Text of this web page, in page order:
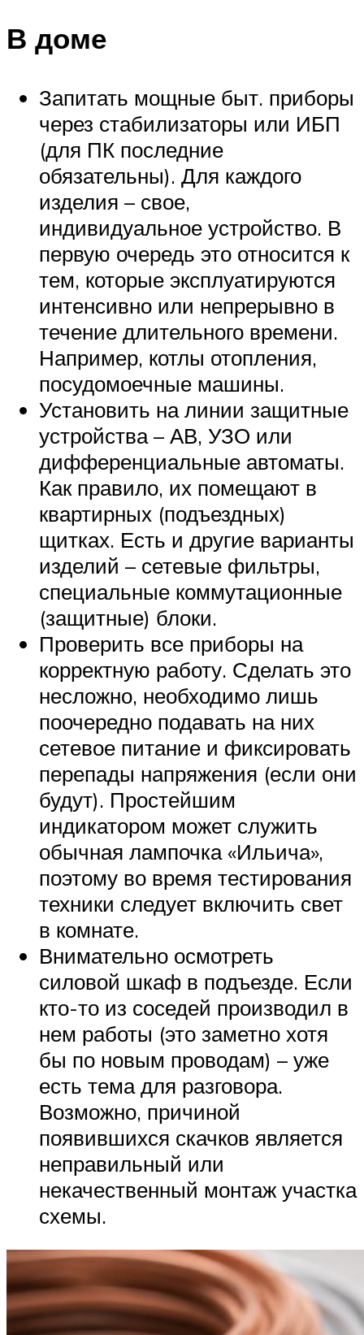
В доме
Запитать мощные быт. приборы
через стабилизаторы или ИБП
(для ПК последние
обязательны). Для каждого
изделия – свое,
индивидуальное устройство. В
первую очередь это относится к
тем, которые эксплуатируются
интенсивно или непрерывно в
течение длительного времени.
Например, котлы отопления,
посудомоечные машины.
Установить на линии защитные
устройства – АВ, УЗО или
дифференциальные автоматы.
Как правило, их помещают в
квартирных (подъездных)
щитках. Есть и другие варианты
изделий – сетевые фильтры,
специальные коммутационные
(защитные) блоки.
Проверить все приборы на
корректную работу. Сделать это
несложно, необходимо лишь
поочередно подавать на них
сетевое питание и фиксировать
перепады напряжения (если они
будут). Простейшим
индикатором может служить
обычная лампочка «Ильича»,
поэтому во время тестирования
техники следует включить свет
в комнате.
Внимательно осмотреть
силовой шкаф в подъезде. Если
кто-то из соседей производил в
нем работы (это заметно хотя
бы по новым проводам) – уже
есть тема для разговора.
Возможно, причиной
появившихся скачков является
неправильный или
некачественный монтаж участка
схемы.